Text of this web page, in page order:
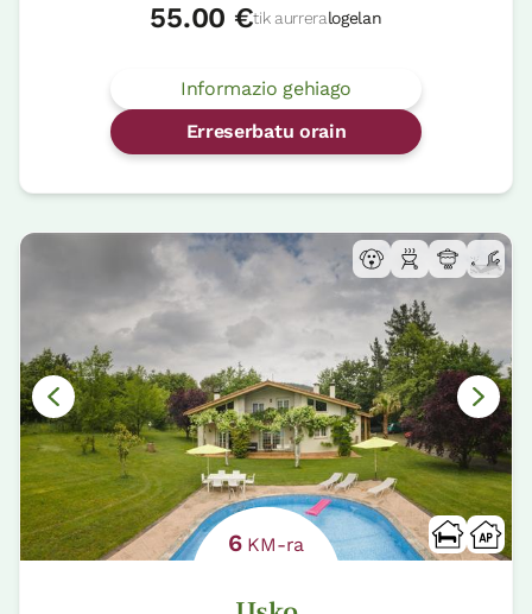
55.00 €tik aurreralogelan
Informazio gehiago
Erreserbatu orain
6KM-ra